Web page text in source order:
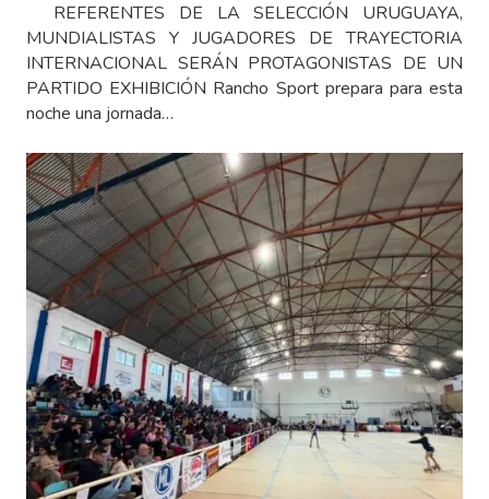
REFERENTES DE LA SELECCIÓN URUGUAYA,
MUNDIALISTAS Y JUGADORES DE TRAYECTORIA
INTERNACIONAL SERÁN PROTAGONISTAS DE UN
PARTIDO EXHIBICIÓN Rancho Sport prepara para esta
noche una jornada…